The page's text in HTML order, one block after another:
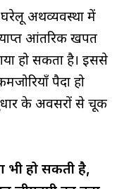
अर्थव्यवस्था में
आंतरिक खपत
हो सकता है। इससे
पैदा हो
के अवसरों से चूक
भी हो सकती है,